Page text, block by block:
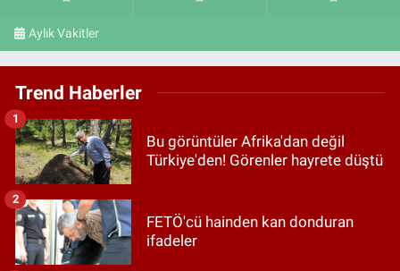
Aylık Vakitler
Trend Haberler
Bu görüntüler Afrika'dan değil
Türkiye'den! Görenler hayrete düştü
1
FETÖ'cü hainden kan donduran
ifadeler
2